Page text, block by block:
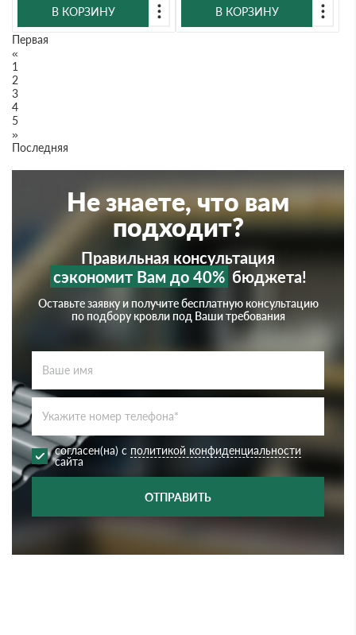
В КОРЗИНУ
В КОРЗИНУ
Первая
«
1
2
3
4
5
»
Последняя
Не знаете, что вам
подходит?
Правильная консультация
сэкономит Вам до 40% бюджета!
Оставьте заявку и получите бесплатную консультацию
по подбору кровли под Ваши требования
согласен(на) с политикой конфиденциальности
сайта
ОТПРАВИТЬ